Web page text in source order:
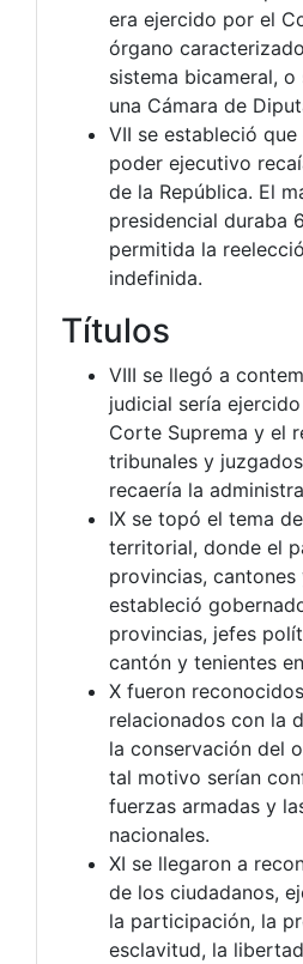
era ejercido por el
órgano
sistema bicameral, o
una Cámara de
VII se estableció
poder ejecutivo
de la República. El
presidencial duraba
permitida la
indefinida.
Títulos
VIII se llegó a
judicial sería
Corte Suprema y el
tribunales y
recaería la
IX se topó el tema
territorial, donde el
provincias, cantones
estableció
provincias, jefes
cantón y tenientes
X fueron
relacionados con la
la conservación del
tal motivo serían
fuerzas armadas y
nacionales.
XI se llegaron a
de los ciudadanos,
la participación, la
esclavitud, la